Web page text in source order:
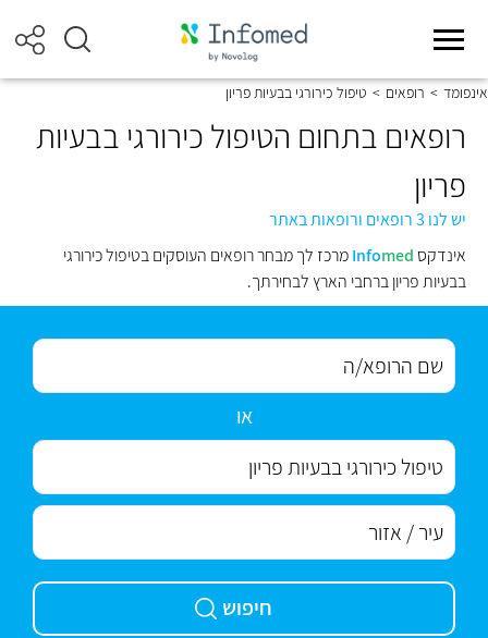
אינפומד > רופאים > טיפול כירורגי בבעיות פריון
רופאים בתחום הטיפול כירורגי בבעיות
פריון
יש לנו 3 רופאים ורופאות באתר
אינדקס
Infomed
מרכז לך מבחר רופאים העוסקים בטיפול כירורגי
בבעיות פריון ברחבי הארץ לבחירתך.
או
חיפוש